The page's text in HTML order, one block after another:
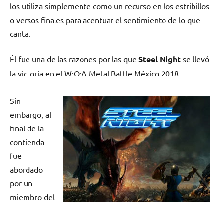
los utiliza simplemente como un recurso en los estribillos
o versos finales para acentuar el sentimiento de lo que
canta.
Él fue una de las razones por las que Steel Night se llevó
la victoria en el W:O:A Metal Battle México 2018.
Sin
embargo, al
final de la
contienda
fue
abordado
por un
miembro del